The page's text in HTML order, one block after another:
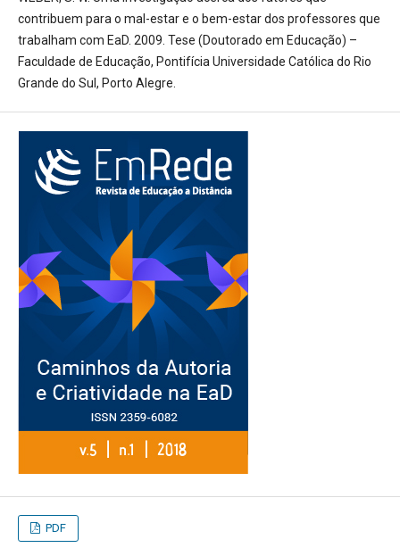
contribuem para o mal-estar e o bem-estar dos professores que
trabalham com EaD. 2009. Tese (Doutorado em Educação) –
Faculdade de Educação, Pontifícia Universidade Católica do Rio
Grande do Sul, Porto Alegre.
PDF